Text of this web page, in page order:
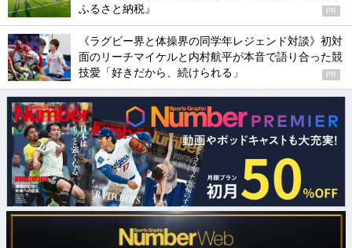
ふるさと納税』
PR
《ラグビー界と体操界の同学年レジェンド対談》初対
面のリーチマイケルと内村航平が本音で語り合った競
技愛「好きだから、続けられる」
PR